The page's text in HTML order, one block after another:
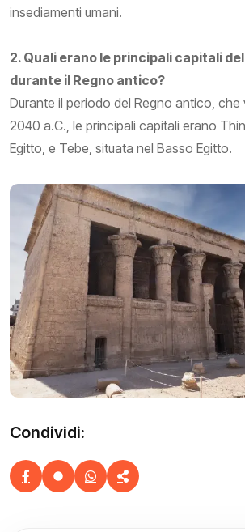
insediamenti umani.
2. Quali erano le principali capitali
durante il Regno antico?
Durante il periodo del Regno antico, che
2040 a.C., le principali capitali erano
Egitto, e Tebe, situata nel Basso Egitto.
Condividi: